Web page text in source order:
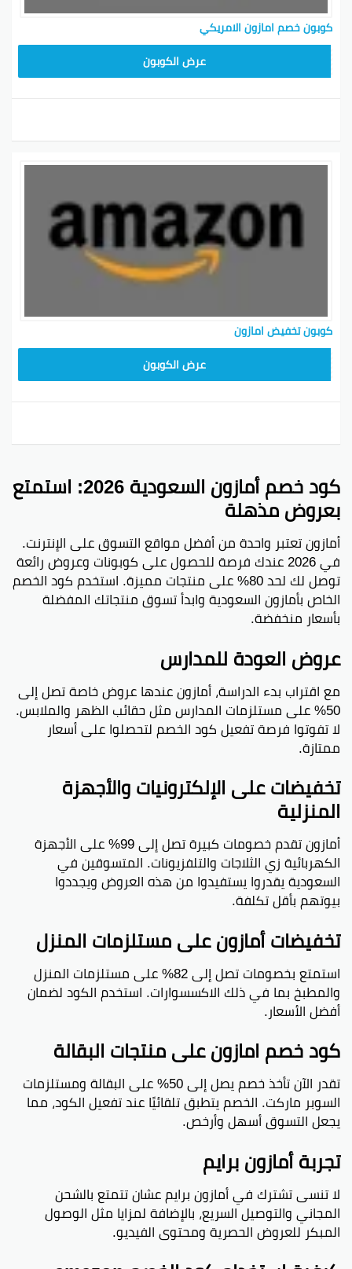
تسوق من أمازون السعودية عن طريق زيارة موقعهم أو
تطبيقهم، أنشئ حساب شخصي، دور على المنتجات،
أضفها للسلة واتبع الخطوات لإكمال الشراء.
سعر اشتراك أمازون برايم في السعودية:
تكلفة أمازون برايم في السعودية:
للعملاء الجدد، بإمكانك الاشتراك في أمازون برايم مجاني
إضافية، بعد كده يتم تحصيل رسوم الاشتراك السنوي
بالسعر المحدد.
كيفية الحصول على كود تخفيض من أمازون
للحصول على كود تخفيض من أمازون، أدخل لحسابك على
ابحث عن قسم العروض واستعرض العروض المتاحة.
اختر العرض اللي يناسبك واضغط على زر الحصول على
الكود.
انسخ الكود واستخدمه عند الشراء للحصول على
التخفيض.
أمازون السعودية تقدم عروض وتخفيضات مختلفة حسب
كيفية الحصول على كوبون خصم من أمازون مصر:
يمكنك الحصول على كوبونات خصم من أمازون مصر عن
طريق متابعة صفحاتها الرسمية أو الاشتراك في النشرة.
هل منتجات أمازون السعودية أصلية؟
نعم، المنتجات على أمازون السعودية تعتمد على الجودة
والأصالة.
ما هي عيوب موقع أمازون؟
بعض العيوب المحتملة لموقع أمازون تشمل تأخير في
التوصيل أحيانًا ومشاكل في الإرجاع.
في أي دولة يقع أمازون SA؟
أمازون SA ما لها وجود في دولة محددة، لكن تخدم
العملاء عبر الموقع الرئيسي.
لا توجد شركة أمازون رسمية في المغرب حاليًا.
من أي بلد يأتي موقع أمازون؟
موقع أمازون ينطلق من الولايات المتحدة الأمريكية.
كم عدد الدول التي يتواجد فيها أمازون؟
أمازون يتواجد في أكثر من 17 دولة حول العالم.
هل موقع أمازون آمن؟
نعم، الموقع يعتبر آمن للتسوق بفضل إجراءات الأمان
اللي يتبعها.
كم خصم أمازون السعودية؟
خصوم أمازون السعودية تختلف حسب العروض والأوقات.
تقدر تطلع على الخصومات عبر الموقع أو تطبيقها.
كيف أحصل على كوبون خصم أمازون مصر؟
يمكن للعملاء في مصر الاطلاع على العروض والكوبونات
عبر موقع أمازون أو التطبيقات.
بعض العروض تحتاج تفعيل كود خصم عند الشراء.
هل أمازون السعودية أصلي؟
أيوة، أمازون السعودية تعتبر منصة رسمية ويوفر منتجات
أصلية من موردين موثوقين.
كوبون خصم امازون الامريكي
عرض الكوبون
كوبون تخفيض امازون
عرض الكوبون
كود خصم أمازون السعودية 2026: استمتع
بعروض مذهلة
أمازون تعتبر واحدة من أفضل مواقع التسوق على الإنترنت.
في 2026 عندك فرصة للحصول على كوبونات وعروض رائعة
توصل لك لحد 80% على منتجات مميزة. استخدم كود الخصم
الخاص بأمازون السعودية وابدأ تسوق منتجاتك المفضلة
بأسعار منخفضة.
عروض العودة للمدارس
مع اقتراب بدء الدراسة، أمازون عندها عروض خاصة تصل إلى
50% على مستلزمات المدارس مثل حقائب الظهر والملابس.
لا تفوتوا فرصة تفعيل كود الخصم لتحصلوا على أسعار
ممتازة.
تخفيضات على الإلكترونيات والأجهزة
المنزلية
أمازون تقدم خصومات كبيرة تصل إلى 99% على الأجهزة
الكهربائية زي الثلاجات والتلفزيونات. المتسوقين في
السعودية يقدروا يستفيدوا من هذه العروض ويجددوا
بيوتهم بأقل تكلفة.
تخفيضات أمازون على مستلزمات المنزل
استمتع بخصومات تصل إلى 82% على مستلزمات المنزل
والمطبخ بما في ذلك الاكسسوارات. استخدم الكود لضمان
أفضل الأسعار.
كود خصم امازون على منتجات البقالة
تقدر الآن تأخذ خصم يصل إلى 50% على البقالة ومستلزمات
السوبر ماركت. الخصم يتطبق تلقائيًا عند تفعيل الكود، مما
يجعل التسوق أسهل وأرخص.
تجربة أمازون برايم
لا تنسى تشترك في أمازون برايم عشان تتمتع بالشحن
المجاني والتوصيل السريع، بالإضافة لمزايا مثل الوصول
المبكر للعروض الحصرية ومحتوى الفيديو.